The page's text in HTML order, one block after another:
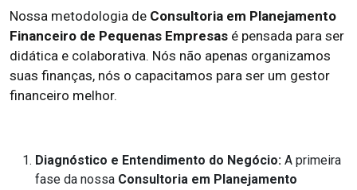
Nossa metodologia de Consultoria em Planejamento
Financeiro de Pequenas Empresas é pensada para ser
didática e colaborativa. Nós não apenas organizamos
suas finanças, nós o capacitamos para ser um gestor
financeiro melhor.
Diagnóstico e Entendimento do Negócio: A primeira
fase da nossa Consultoria em Planejamento